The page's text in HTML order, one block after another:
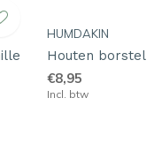
HUMDAKIN
Houten borstel
€8,95
Incl. btw